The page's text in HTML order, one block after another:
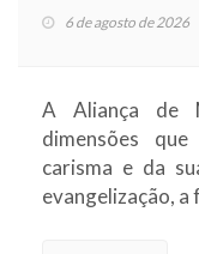
6 de agosto de 2026
A Aliança de
dimensões
carisma e da
evangelização, a